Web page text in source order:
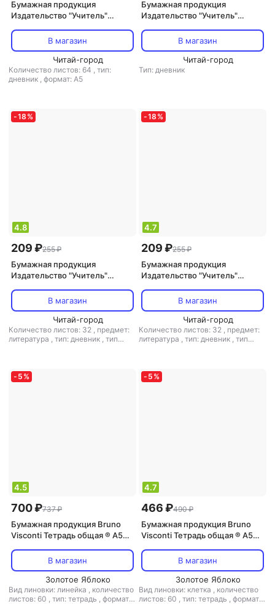
Бумажная продукция
Издательство "Учитель"
класс. Программа "Школа
России"
В магазин
Читай-город
Количество листов: 64 , тип:
дневник , формат: А5
Бумажная продукция
Издательство "Учитель"
классы. ФГОС ISBN
4620029845596
В магазин
Читай-город
Тип: дневник
-18 %
4.8
209 ₽255 ₽
Бумажная продукция
Издательство "Учитель"
класс. Программа "Начальная
школа XXI века". ФГОС ISBN
4630075875836
В магазин
Читай-город
Количество листов: 32 , предмет:
литература , тип: дневник , тип
-18 %
4.7
209 ₽255 ₽
Бумажная продукция
Издательство "Учитель"
класс. Программа "Начальная
школа XXI века". ФГОС ISBN
4630061312420
В магазин
Читай-город
Количество листов: 32 , предмет:
литература , тип: дневник , тип
- 5 %
4.5
700 ₽737 ₽
Бумажная продукция Bruno
Visconti Тетрадь общая ® А5
линейка Арт. 7-60-202/01
В магазин
Золотое Яблоко
Вид линовки: линейка , количество
листов: 60 , тип: тетрадь , формат:
- 5 %
4.7
466 ₽490 ₽
Бумажная продукция Bruno
Visconti Тетрадь общая ® А5
7-60-201/02В магазин
Золотое Яблоко
Вид линовки: клетка , количество
листов: 60 , тип: тетрадь , формат: